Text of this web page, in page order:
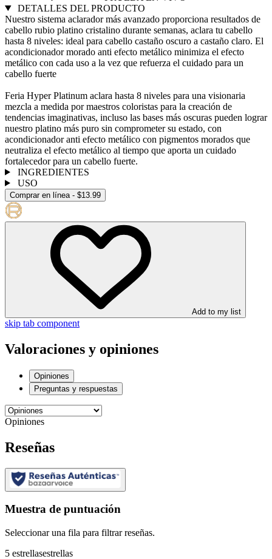
DETALLES DEL PRODUCTO
Nuestro sistema aclarador más avanzado proporciona resultados de
cabello rubio platino cristalino durante semanas, aclara tu cabello
hasta 8 niveles: ideal para cabello castaño oscuro a castaño claro. El
acondicionador morado anti efecto metálico minimiza el efecto
metálico con cada uso a la vez que refuerza el cuidado para un
cabello fuerte
Feria Hyper Platinum aclara hasta 8 niveles para una visionaria
mezcla a medida por maestros coloristas para la creación de
tendencias imaginativas, incluso las bases más oscuras pueden lograr
nuestro platino más puro sin comprometer su estado, con
acondicionador anti efecto metálico con pigmentos morados que
neutraliza el efecto metálico al tiempo que aporta un cuidado
fortalecedor para un cabello fuerte.
INGREDIENTES
USO
Comprar en línea - $13.99
Add to my list
skip tab component
Valoraciones y opiniones
Opiniones
Preguntas y respuestas
Opiniones
Reseñas
Muestra de puntuación
Seleccionar una fila para filtrar reseñas.
5 estrellasestrellas